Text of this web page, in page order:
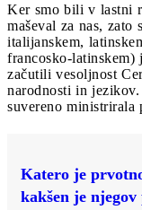
Ker smo bili v lastni
maševal za nas, zato
italijanskem,
francosko-
začutili vesoljnost
narodnosti in
suvereno
Katero je
kakšen je njegov